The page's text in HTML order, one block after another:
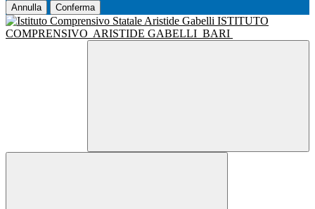
Annulla Conferma
ISTITUTO
COMPRENSIVO ARISTIDE GABELLI BARI